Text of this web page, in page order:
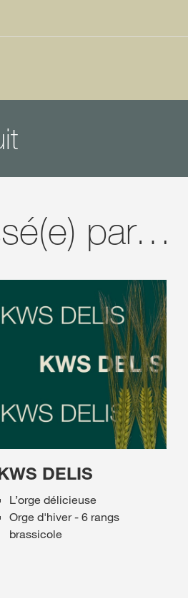
par…
DELIS
L’orge délicieuse
Orge d'hiver - 6 rangs
brassicole